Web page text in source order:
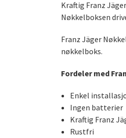
Kraftig Franz
Nøkkelboksen
Franz Jäger
nøkkelboks.
Fordeler med
Enkel
Ingen batterier
Kraftig Franz
Rustfri